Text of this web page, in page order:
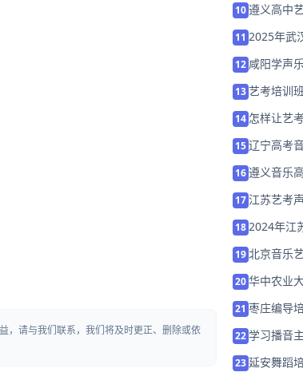
，请与我们联系，我们将及时更正、删除或依
10遵义高中
11 2025年武
12 咸阳学声
13艺考培训
14 怎样让艺
15辽宁高考
16遵义音乐
17江苏艺考
182024年江
19北京音乐
20华中农业
21 枣庄编导
22学习播音
23延安舞蹈